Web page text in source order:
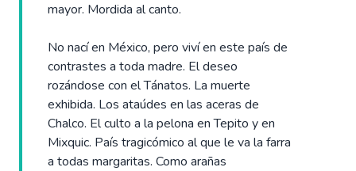
mayor. Mordida al canto.
No nací en México, pero viví en este país de
contrastes a toda madre. El deseo
rozándose con el Tánatos. La muerte
exhibida. Los ataúdes en las aceras de
Chalco. El culto a la pelona en Tepito y en
Mixquic. País tragicómico al que le va la farra
a todas margaritas. Como arañas